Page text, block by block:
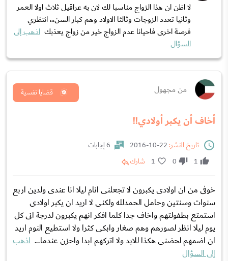
لا اظن ان هذا الزواج مناسبا لك لان به عراقيل ثلاث اولا العمر
وثانيا تعدد الزوجات وثالثا الاولاد وهم كبار السن،،، انتظري
فرصة اخرى فاحيانا عدم الزواج خير من زواج يعذبك اذهب إلى
السؤال
من مجهول
أخاف أن يكبر أولادي!!
قضايا نفسية
تاريخ النشر:
6 إجابات
1
0
1 شارك
خوفى من ان اولادى يكبرون لا تجعلنى انام ليلا انا عندى ولدين اربع
سنوات وسنتين وحامل الحمدلله ولكنى لا اريد ان يكبر اولادى
استمتع بطفولتهم واخاف جدا كلما افكر انهم يكبرون لدرجة انى كل
يوم ليلا انظر لصورهم وهم صغار وابكى كثرا ولا استطيع النوم اريد
ان اضمهم لحضنى هكذا للابد ولا اتركهم ابدا واحزن عندما... اذهب
إلى السؤال